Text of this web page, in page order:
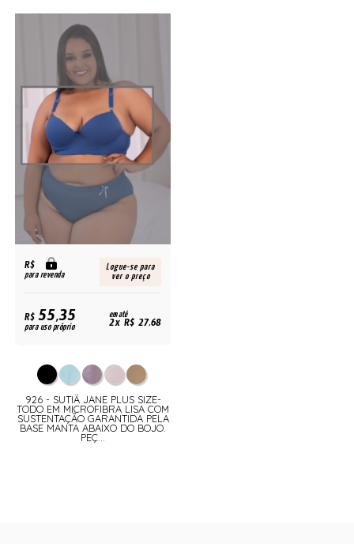
R$
para revenda
Logue-se para
ver o preço
R$55,35
para uso próprio
em até
2x R$ 27,68
926 - SUTIÃ JANE PLUS SIZE-
TODO EM MICROFIBRA LISA COM
SUSTENTAÇÃO GARANTIDA PELA
BASE MANTA ABAIXO DO BOJO.
PEÇ...